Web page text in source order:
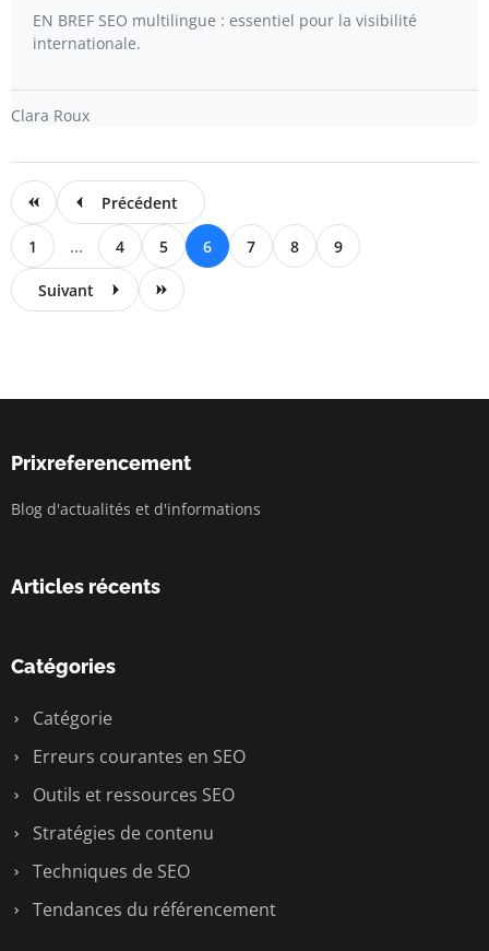
EN BREF SEO multilingue : essentiel pour la visibilité
internationale.
Clara Roux
Précédent
1 ... 4 5 6 7 8 9
Suivant
Prixreferencement
Blog d'actualités et d'informations
Articles récents
Catégories
Catégorie
Erreurs courantes en SEO
Outils et ressources SEO
Stratégies de contenu
Techniques de SEO
Tendances du référencement